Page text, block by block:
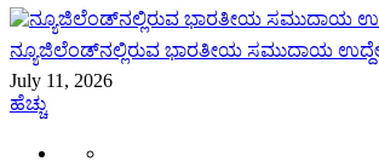
ನ್ಯೂಜಿಲೆಂಡ್‌ನಲ್ಲಿರುವ ಭಾರತೀಯ ಸಮುದಾಯ
July 11, 2026
ಹೆಚ್ಚು